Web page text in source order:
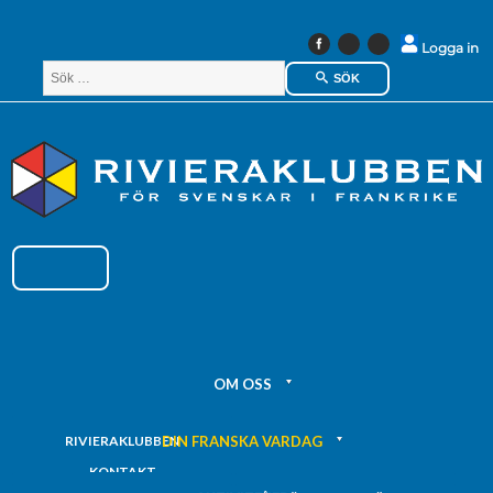
Logga in
Facebook
Instagram
Linkedin
SÖK
OM OSS
RIVIERAKLUBBEN
KONTAKT
DIN FRANSKA VARDAG